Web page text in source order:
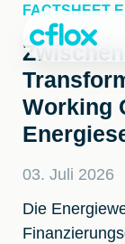
Weiter
Inhalt
FACTSHEET
Working
03. Juli 2026
Die